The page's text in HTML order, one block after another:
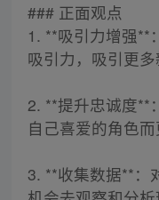
### 正面观点
1. **吸引力增强**
吸引力，吸引更多
2. **提升忠诚度**
自己喜爱的角色
3. **收集数据**：